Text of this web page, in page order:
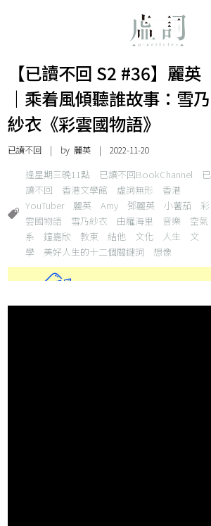
【已讀不回 S2 #36】麗英
｜乘着風傾聽誰故事：雪乃
紗衣《彩雲國物語》
已讀不回 | by 麗英 | 2022-11-20
逢星期三晚11點 已讀不回BookChannel
已
讀不回
香港文學館 虛詞無形
香港
YouTuber
麗英 Amy 鄧麗英 小薯茄
彩
雲國物語
雪乃紗衣 由羅海里 音樂
空氣
系
鐘嘉欣 教束 結他 文化 人生
文
學
美好人生的十二個關鍵詞 想像